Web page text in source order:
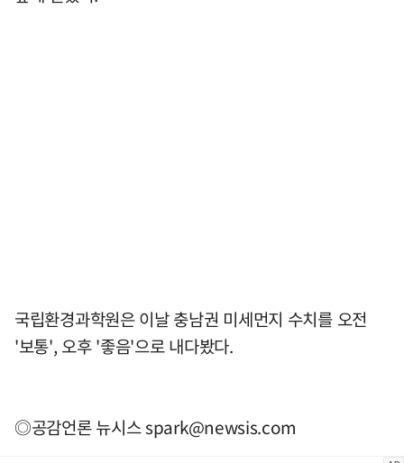
국립환경과학원은 이날 충남권 미세먼지 수치를 오전
'보통', 오후 '좋음'으로 내다봤다.
◎공감언론 뉴시스spark@newsis.com